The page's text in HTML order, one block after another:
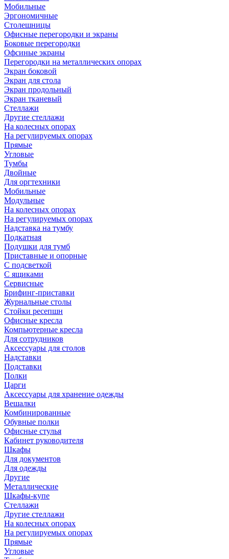
Мобильные
Эргономичные
Столешницы
Офисные перегородки и экраны
Боковые перегородки
Офсиные экраны
Перегородки на металлических опорах
Экран боковой
Экран для стола
Экран продольный
Экран тканевый
Стеллажи
Другие стеллажи
На колесных опорах
На регулируемых опорах
Прямые
Угловые
Тумбы
Двойные
Для оргтехники
Мобильные
Модульные
На колесных опорах
На регулируемых опорах
Надставка на тумбу
Подкатная
Подушки для тумб
Приставные и опорные
С подсветкой
С ящиками
Сервисные
Брифинг-приставки
Журнальные столы
Стойки ресепшн
Офисные кресла
Компьютерные кресла
Для сотрудников
Аксессуары для столов
Надставки
Подставки
Полки
Царги
Аксессуары для хранение одежды
Вешалки
Комбинированные
Обувные полки
Офисные стулья
Кабинет руководителя
Шкафы
Для документов
Для одежды
Другие
Металлические
Шкафы-купе
Стеллажи
Другие стеллажи
На колесных опорах
На регулируемых опорах
Прямые
Угловые